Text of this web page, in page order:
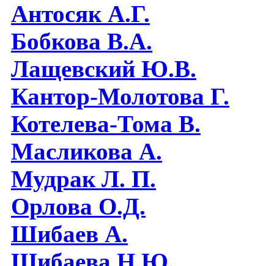
Антосяк А.Г.
Бобкова В.А.
Лащевский Ю.В.
Кантор-Молотова Г.
Котелева-Тома В.
Масликова А.
Мудрак Л. П.
Орлова О.Д.
Шибаев А.